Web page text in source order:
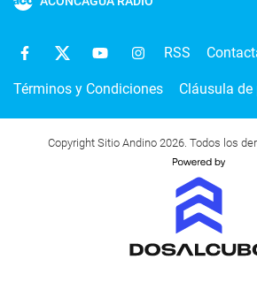
RSS
Términos y Condiciones Cláusula
Copyright Sitio Andino 2026. Todos los